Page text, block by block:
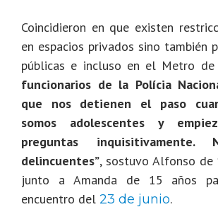
Coincidieron en que existen
en espacios privados sino también
públicas e incluso en el Metro de
funcionarios de la Polícia
que nos detienen el paso
somos adolescentes y
preguntas inquisitivamente.
delincuentes”, sostuvo Alfonso de
junto a Amanda de 15 años
encuentro del 23 de junio.